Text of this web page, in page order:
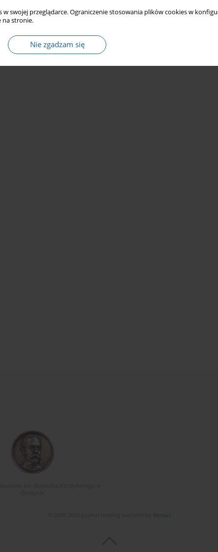
w swojej przeglądarce. Ograniczenie stosowania plików cookies w
na stronie.
Nie zgadzam się
Bentus